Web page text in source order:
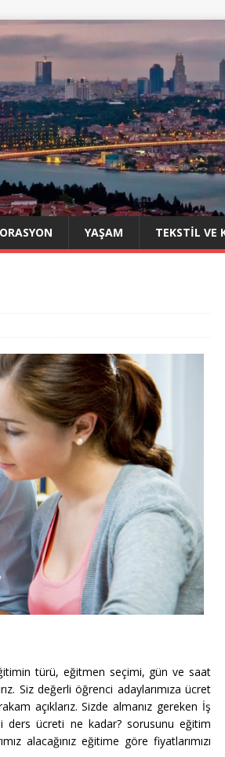
YAŞAM TEKSTIL VE
türü, eğitmen seçimi, gün ve saat
Siz değerli öğrenci adaylarımıza ücret
açıklarız. Sizde almanız gereken İş
ders ücreti ne kadar? sorusunu eğitim
alacağınız eğitime göre fiyatlarımızı